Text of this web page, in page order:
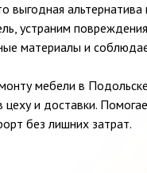
альтернатива
устраним
материалы и
мебели в
цеху и доставки.
без лишних затрат.